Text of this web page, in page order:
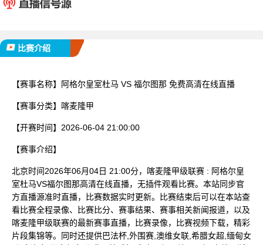
比赛介绍
【赛事名称】 阿格尔皇室杜马 VS 福尔图那 免费高清在线直播
【赛事分类】 喀麦隆甲
【开赛时间】 2026-06-04 21:00:00
【赛事介绍】
北京时间2026年06月04日 21:00分，喀麦隆甲级联赛 : 阿格尔皇
室杜马VS福尔图那高清在线直播，无插件观看比赛。本站同步官
方直播源准时直播，比赛数据实时更新。比赛结束后可以在本站查
看比赛全程录像、比赛比分、赛事结果、赛事相关新闻报道，以及
喀麦隆甲级联赛的最新赛事直播，比赛录像，比赛视频下载，精彩
片段集锦等。同时还提供巴法杯,外围赛,澳维女联,希腊女超,缅甸女